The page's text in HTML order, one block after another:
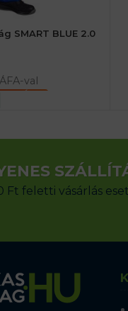
SMART BLUE 2.0
ÁFA-val
Ft feletti vásárlás